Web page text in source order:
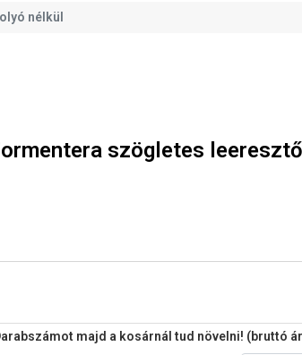
nélkül
szögletes
majd a kosárnál tud növelni! (bruttó